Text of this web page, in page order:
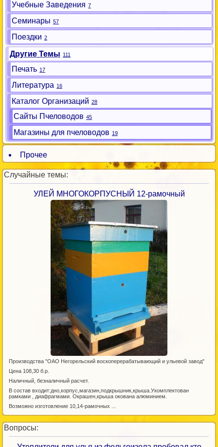
Учебные Заведения 7
Семинары 57
Поездки 2
Другие Темы 111
Печать 17
Литература 16
Каталог Организаций 28
Сайты Пчеловодов 45
Магазины для пчеловодов 19
Прочее
Случайные темы:
УЛЕЙ МНОГОКОРПУСНЫЙ 12-рамочный
Производства "ОАО Негорельский воскоперерабатывающий и ульевой завод"
Цена 108,30 б.р.
Наличный, безналичный расчет.
В состав входит:дно,корпус,магазин,подкрышник,крыша.Укомплектован
рамками , диафрагмами. Окрашен,крыша окована алюминием.
Возможно изготовление 10,14-рамочных ...
Вопросы: